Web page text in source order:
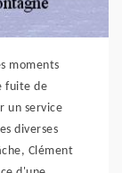
moments
fuite de
un service
diverses
Clément